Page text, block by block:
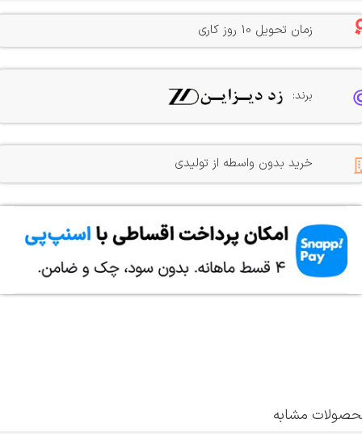
زمان تحویل 10 روز کاری
برند:
خرید بدون واسطه از تولیدی
مشابه